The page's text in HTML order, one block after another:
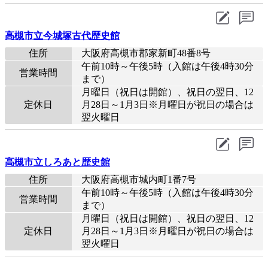
高槻市立今城塚古代歴史館
住所
大阪府高槻市郡家新町48番8号
営業時間
午前10時～午後5時（入館は午後4時30分
まで）
定休日
月曜日（祝日は開館）、祝日の翌日、12
月28日～1月3日※月曜日が祝日の場合は
翌火曜日
高槻市立しろあと歴史館
住所
大阪府高槻市城内町1番7号
営業時間
午前10時～午後5時（入館は午後4時30分
まで）
定休日
月曜日（祝日は開館）、祝日の翌日、12
月28日～1月3日※月曜日が祝日の場合は
翌火曜日